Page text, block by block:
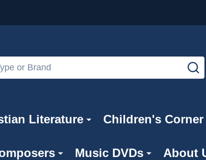
Literature Children's Corner
Music DVDs About